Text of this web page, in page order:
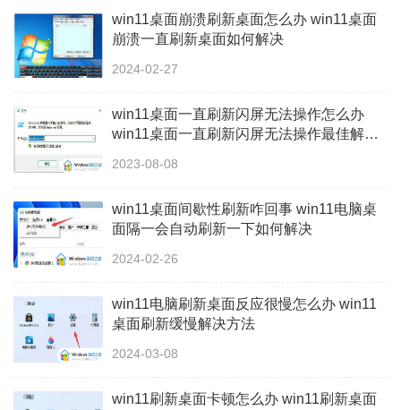
win11桌面崩溃刷新桌面怎么办 win11桌面
崩溃一直刷新桌面如何解决
2024-02-27
win11桌面一直刷新闪屏无法操作怎么办
win11桌面一直刷新闪屏无法操作最佳解决
2023-08-08
win11桌面间歇性刷新咋回事 win11电脑桌
面隔一会自动刷新一下如何解决
2024-02-26
win11电脑刷新桌面反应很慢怎么办 win11
桌面刷新缓慢解决方法
2024-03-08
win11刷新桌面卡顿怎么办 win11刷新桌面